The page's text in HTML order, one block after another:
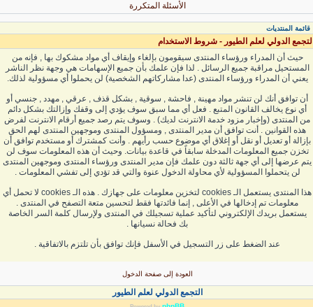
الأسئلة المتكررة
قائمة المنتديات
الدولي لعلم الطيور - شروط الاستخدام
حيث أن المدراء ورؤساء المنتدى سيقومون بإلغاء وإيقاف أي مواد مشكوك بها , فإنه من
المستحيل مراقبة جميع الرسائل . لذا فإن علمك بأن جميع الإسهامات هي وجهة نظر الناشر
يعني أن المدراء ورؤساء المنتدى (عدا مشاركاتهم الشخصية) لن يحملوا أي مسؤولية لذلك.
أن توافق أنك لن تنشر مواد مهينة , فاحشة , سوقية , بشكل قذف , عرقي , مهدد , جنسي أو
أي نوع يخالف القانون المتبع . فعل أي مما سبق سوف يؤدي إلى وقفك وإزالتك بشكل دائم
من المنتدى (وإخبار مزود خدمة الانترنت لديك) . وسوف يتم رصد جميع أرقام الانترنت لفرض
هذه القوانين . أنت توافق أن مدير المنتدى , ومسؤول المنتدى وموجهين المنتدى لهم الحق
بإزالة أو تعديل أو نقل أو إغلاق أي موضوع حسب رأيهم . وأنت كمشترك أو مستخدم توافق أن
تخزن جميع المعلومات المدخلة سابقاً في قاعدة بيانات. وحيث أن هذه المعلومات سوف لن
يتم عرضها إلى أي جهة ثالثة دون علمك فإن مدير المنتدى ورؤساء المنتدى وموجهين المنتدى
لن يتحملوا المسؤولية لأي محاولة الدخول عنوة والتي قد تؤدي إلى تفشي المعلومات .
هذا المنتدى يستعمل الـ cookies لتخزين معلومات على جهازك . هذه الـ cookies لا تحمل أي
معلومات تم إدخالها في الأعلى , إنما فائدتها فقط لتحسين متعة التصفح في المنتدى .
يستعمل بريدك الإلكتروني لتأكيد عملية تسجيلك في المنتدى ولإرسال كلمة السر الخاصة
بك فحالة نسيانها .
عند الضغط على زر التسجيل في الأسفل فإنك توافق بأن تلتزم بالاتفاقية .
العودة إلى صفحة الدخول
التجمع الدولي لعلم الطيور